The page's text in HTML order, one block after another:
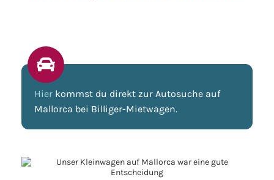
Hier kommst du direkt zur Autosuche auf
Mallorca bei Billiger-Mietwagen.